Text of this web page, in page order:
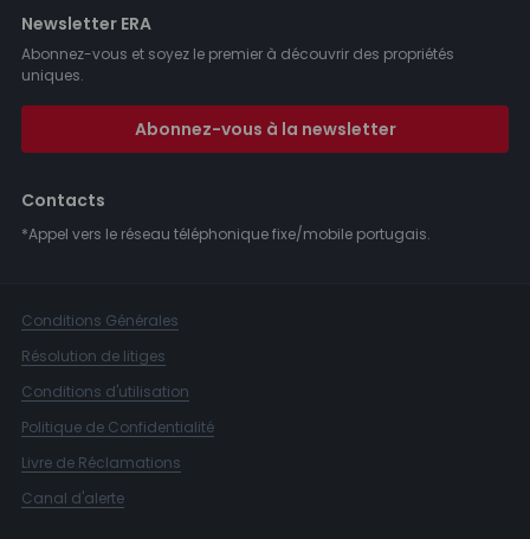
Newsletter ERA
Abonnez-vous et soyez le premier à découvrir des propriétés
uniques.
Abonnez-vous à la newsletter
Contacts
*Appel vers le réseau téléphonique fixe/mobile portugais.
Conditions Générales
Résolution de litiges
Conditions d'utilisation
Politique de Confidentialité
Livre de Réclamations
Canal d'alerte